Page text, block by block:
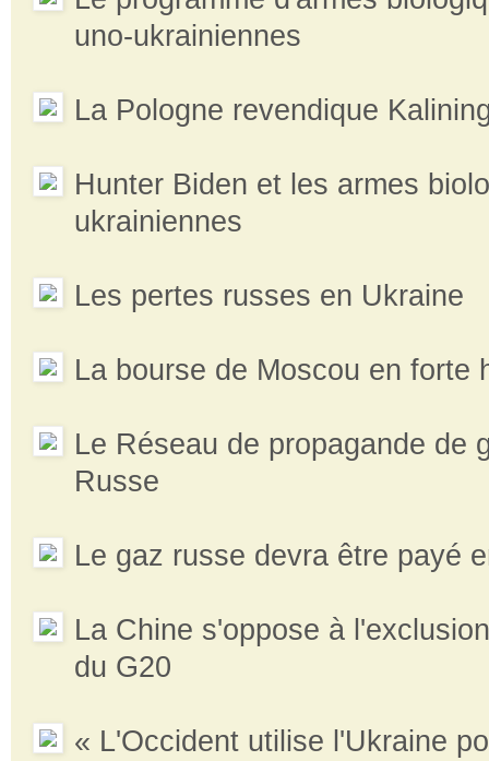
uno-ukrainiennes
La Pologne revendique
Hunter Biden et les armes
ukrainiennes
Les pertes russes en Ukraine
La bourse de Moscou en forte
Le Réseau de propagande de
Russe
Le gaz russe devra être payé
La Chine s'oppose à
du G20
« L'Occident utilise l'Ukraine